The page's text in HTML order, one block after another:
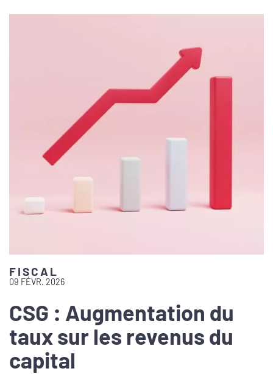
FISCAL
09 FÉVR. 2026
CSG : Augmentation du
taux sur les revenus du
capital